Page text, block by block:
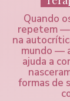
Quando
repetem —
na
mundo —
ajuda a
formas de